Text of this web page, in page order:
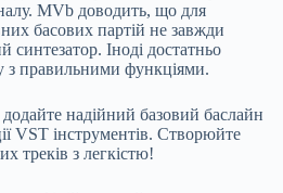
MVb доводить, що для
басових партій не завжди
синтезатор. Іноді достатньо
з правильними функціями.
надійний базовий баслайн
VST інструментів. Створюйте
треків з легкістю!